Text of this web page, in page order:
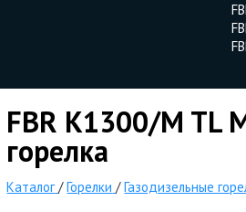
FBR K1300/M TL
горелка
Каталог /Горелки /Газодизельные